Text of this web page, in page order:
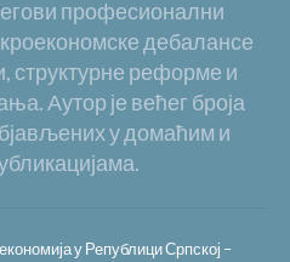
професионални
дебалансе
структурне реформе и
Аутор је већег броја
у домаћим и
у Републици Српској –